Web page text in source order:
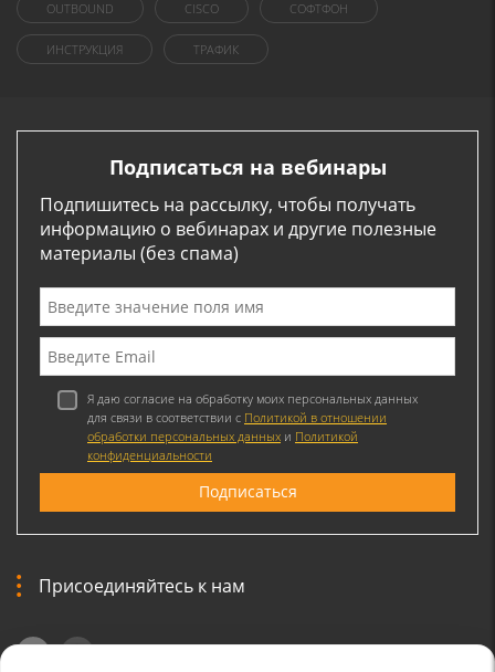
OUTBOUND CISCO СОФТФОН
ИНСТРУКЦИЯ ТРАФИК
Подписаться на вебинары
Подпишитесь на рассылку, чтобы получать
информацию о вебинарах и другие полезные
материалы (без спама)
Я даю согласие на обработку моих персональных данных
для связи в соответствии с Политикой в отношении
обработки персональных данных и Политикой
конфиденциальности
Присоединяйтесь к нам